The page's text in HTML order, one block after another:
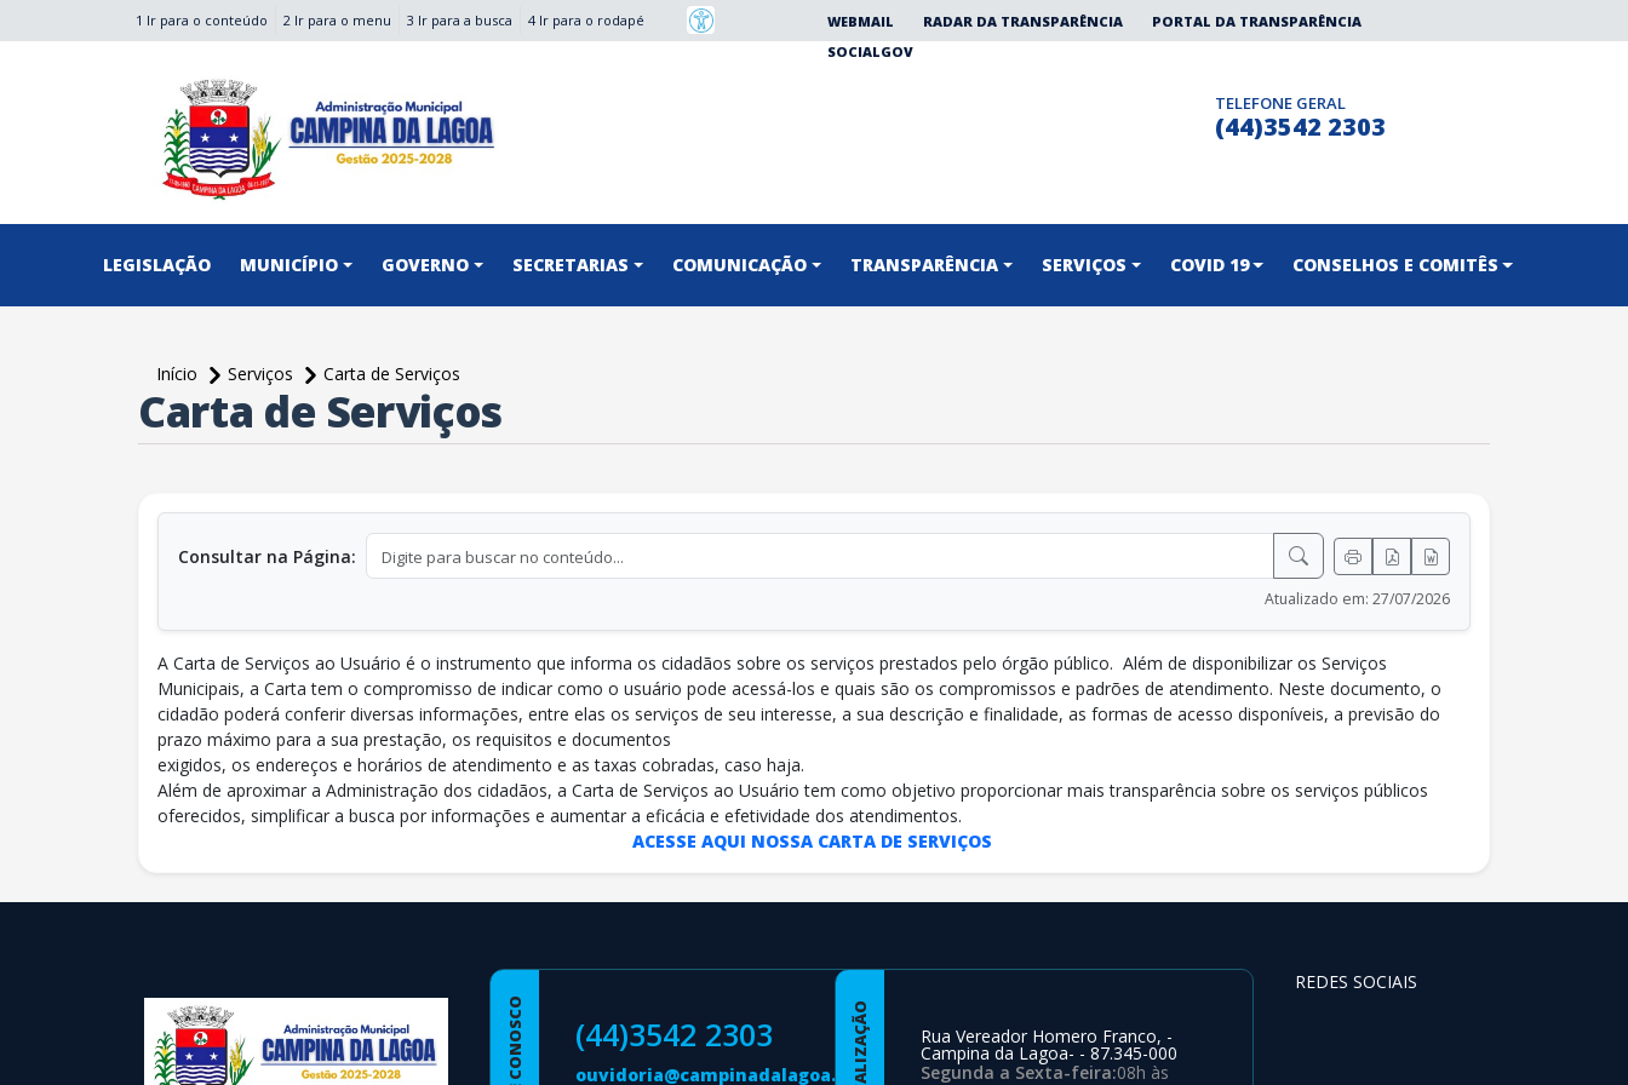
1 Ir para o conteúdo 2 Ir para o menu 3 Ir para a busca 4 Ir para o rodapé WEBMAIL RADAR DA TRANSPARÊNCIA
PORTAL DA TRANSPARÊNCIA
SOCIALGOV
TELEFONE GERAL
(44)3542 2303
LEGISLAÇÃO MUNICÍPIO GOVERNO SECRETARIAS COMUNICAÇÃO TRANSPARÊNCIA SERVIÇOS COVID 19 CONSELHOS E COMITÊS
Início Serviços
Carta de Serviços
conteúdo principalCarta de Serviços
Consultar na Página:
Atualizado em: 27/07/2026
A Carta de Serviços ao Usuário é o instrumento que informa os cidadãos sobre os serviços prestados pelo órgão público. Além de disponibilizar os Serviços
Municipais, a Carta tem o compromisso de indicar como o usuário pode acessá-los e quais são os compromissos e padrões de atendimento. Neste documento, o
cidadão poderá conferir diversas informações, entre elas os serviços de seu interesse, a sua descrição e finalidade, as formas de acesso disponíveis, a previsão do
prazo máximo para a sua prestação, os requisitos e documentos
exigidos, os endereços e horários de atendimento e as taxas cobradas, caso haja.
Além de aproximar a Administração dos cidadãos, a Carta de Serviços ao Usuário tem como objetivo proporcionar mais transparência sobre os serviços públicos
oferecidos, simplificar a busca por informações e aumentar a eficácia e efetividade dos atendimentos.
ACESSE AQUI NOSSA CARTA DE SERVIÇOS
FALE CONOSCO (44)3542 2303
ouvidoria@campinadalagoa.pr.gov.br
LOCALIZAÇÃO Rua Vereador Homero Franco, -
Campina da Lagoa- - 87.345-000
Segunda a Sexta-feira:08h às
REDES SOCIAIS